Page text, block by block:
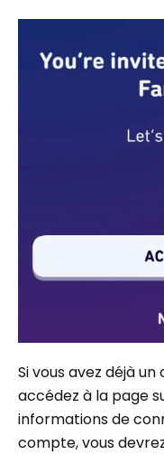
Si vous avez déjà
accédez à la page
informations de
compte, vous